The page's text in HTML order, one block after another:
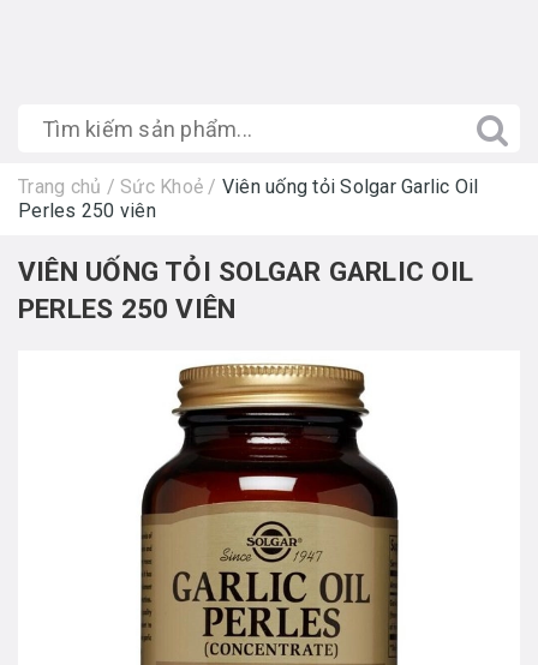
Trang chủ / Sức Khoẻ / Viên uống tỏi Solgar Garlic Oil
Perles 250 viên
VIÊN UỐNG TỎI SOLGAR GARLIC OIL
PERLES 250 VIÊN